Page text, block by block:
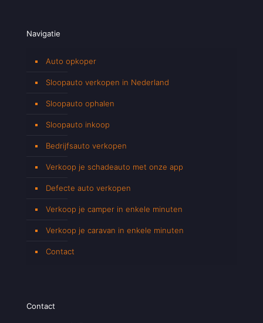
Navigatie
Auto opkoper
Sloopauto verkopen in Nederland
Sloopauto ophalen
Sloopauto inkoop
Bedrijfsauto verkopen
Verkoop je schadeauto met onze app
Defecte auto verkopen
Verkoop je camper in enkele minuten
Verkoop je caravan in enkele minuten
Contact
Contact